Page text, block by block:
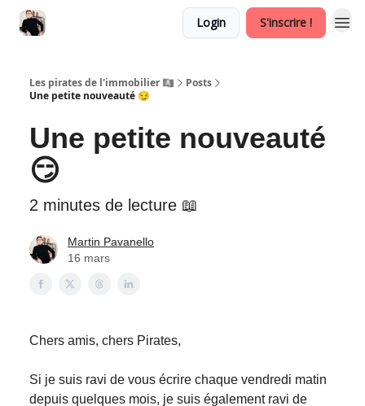
Login S'inscrire !
Les pirates de l'immobilier 🏴‍☠️
Posts
Une petite nouveauté 😏
Une petite nouveauté
😏
2 minutes de lecture 📖
Martin Pavanello
16 mars
Chers amis, chers Pirates,
Si je suis ravi de vous écrire chaque vendredi matin
depuis quelques mois, je suis également ravi de